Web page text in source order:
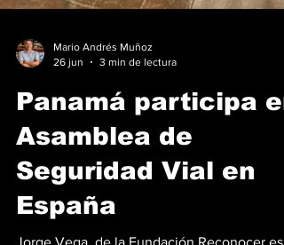
Mario Andrés Muñoz
Panamá participa